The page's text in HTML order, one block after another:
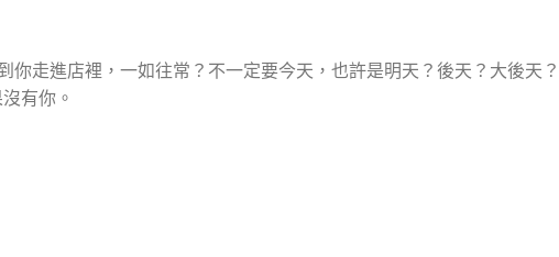
你走進店裡，一如往常？不一定要今天，也許是明天？後天？大後天
有你。